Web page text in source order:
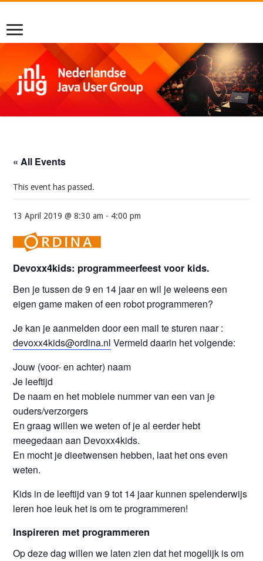
« All Events
This event has passed.
13 April 2019 @ 8:30 am - 4:00 pm
Devoxx4kids: programmeerfeest voor kids.
Ben je tussen de 9 en 14 jaar en wil je weleens een
eigen game maken of een robot programmeren?
Je kan je aanmelden door een mail te sturen naar :
devoxx4kids@ordina.nl Vermeld daarin het volgende:
Jouw (voor- en achter) naam
Je leeftijd
De naam en het mobiele nummer van een van je
ouders/verzorgers
En graag willen we weten of je al eerder hebt
meegedaan aan Devoxx4kids.
En mocht je dieetwensen hebben, laat het ons even
weten.
Kids in de leeftijd van 9 tot 14 jaar kunnen spelenderwijs
leren hoe leuk het is om te programmeren!
Inspireren met programmeren
Op deze dag willen we laten zien dat het mogelijk is om